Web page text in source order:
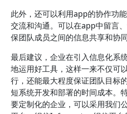
此外，还可以利用app的协作功
交流和沟通。可以在app中留言
保团队成员之间的信息共享和协同
最后建议，企业在引入信息化系
地运用好工具，这样一来不仅可
行，还能最大程度保证团队目标
短系统开发和部署的时间成本。
要定制化的企业，可以采用我们